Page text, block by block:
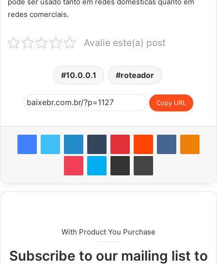
redes comerciais.
Avalie este(a) post
10.0.0.1 roteador
Copy URL
FacebookTwitter LinkedinTumblr PinterestReddit VK OK
Pocket Skype Compartilhar via e-mail Imprimir
With Product You Purchase
Subscribe to our mailing list to